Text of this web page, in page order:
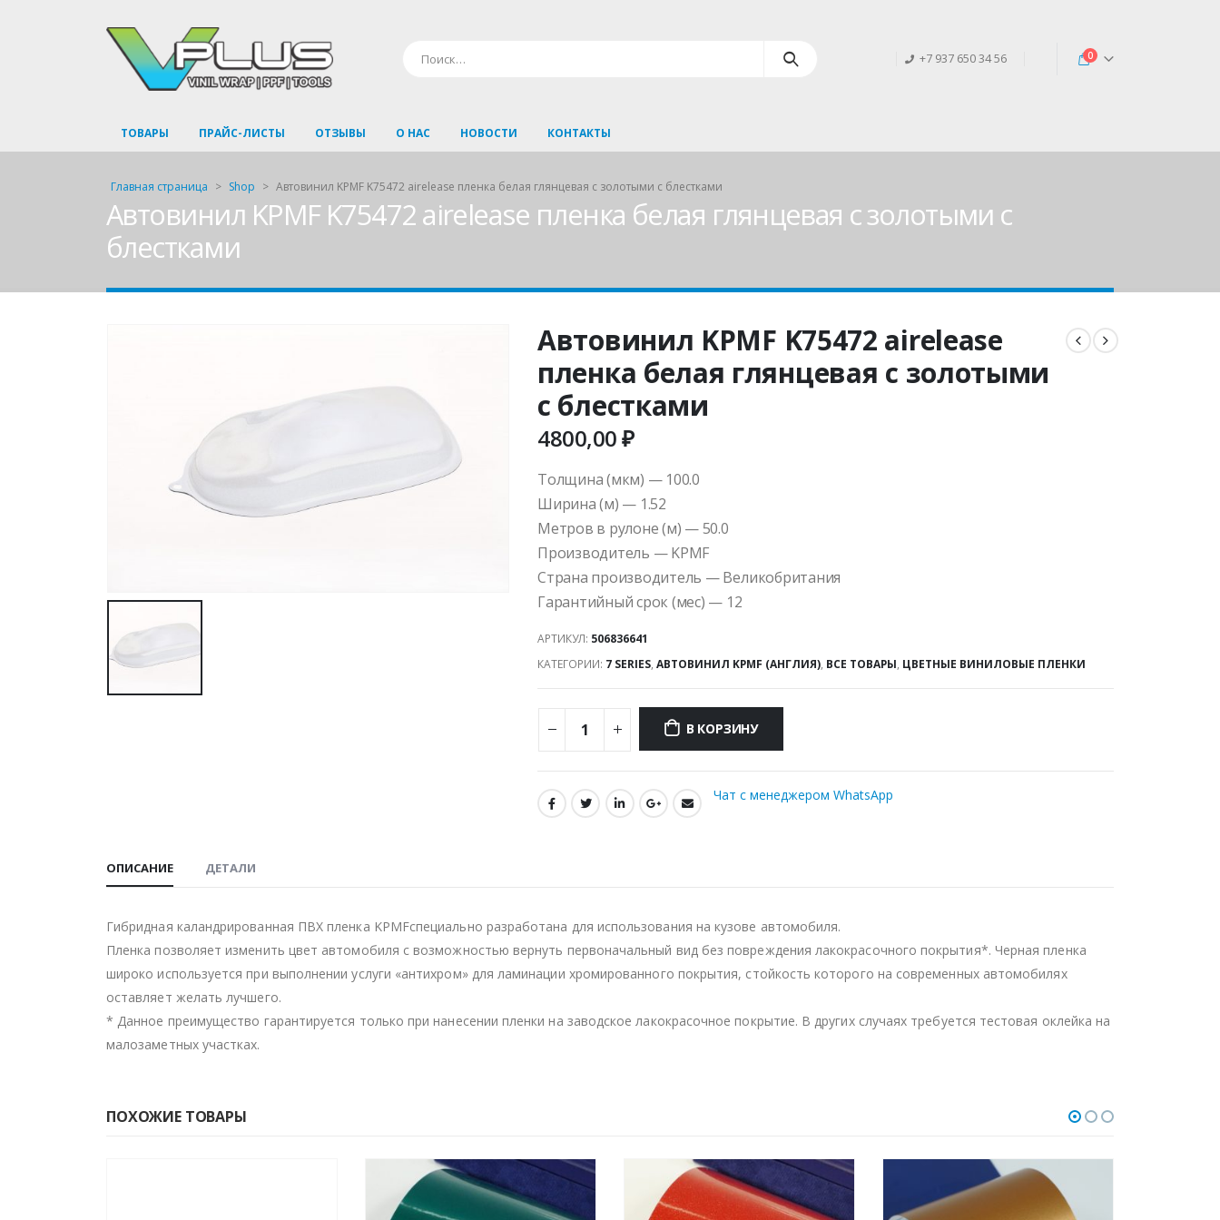
+7 937 650 34 56 0
ТОВАРЫ ПРАЙС-ЛИСТЫ ОТЗЫВЫ О НАС НОВОСТИ КОНТАКТЫ
Главная страница > Shop > Автовинил KPMF K75472 airelease пленка белая глянцевая с золотыми с блестками
Автовинил KPMF K75472 airelease пленка белая глянцевая с золотыми с
блестками
Автовинил KPMF K75472 airelease
пленка белая глянцевая с золотыми
с блестками
4800,00₽
Толщина (мкм) — 100.0
Ширина (м) — 1.52
Метров в рулоне (м) — 50.0
Производитель — KPMF
Страна производитель — Великобритания
Гарантийный срок (мес) — 12
АРТИКУЛ: 506836641
КАТЕГОРИИ: 7 SERIES, АВТОВИНИЛ KPMF (АНГЛИЯ), ВСЕ ТОВАРЫ, ЦВЕТНЫЕ ВИНИЛОВЫЕ ПЛЕНКИ
В КОРЗИНУ
Чат с менеджером WhatsApp
ОПИСАНИЕ ДЕТАЛИ
Гибридная каландрированная ПВХ пленка KPMFспециально разработана для использования на кузове автомобиля.
Пленка позволяет изменить цвет автомобиля с возможностью вернуть первоначальный вид без повреждения лакокрасочного покрытия*. Черная пленка
широко используется при выполнении услуги «антихром» для ламинации хромированного покрытия, стойкость которого на современных автомобилях
оставляет желать лучшего.
* Данное преимущество гарантируется только при нанесении пленки на заводское лакокрасочное покрытие. В других случаях требуется тестовая оклейка на
малозаметных участках.
ПОХОЖИЕ ТОВАРЫ